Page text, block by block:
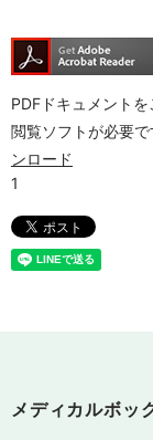
PDFドキュメント
閲覧ソフトが必要で
ンロード
メディカルボッ